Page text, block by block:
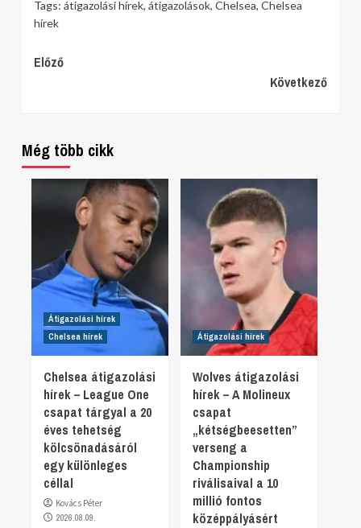
Tags: átigazolási hírek, átigazolások, Chelsea, Chelsea
hírek
Continue
Előző
Következő
Még több cikk
Átigazolási hírek
Chelsea hírek
Chelsea átigazolási
hírek – League One
csapat tárgyal a 20
éves tehetség
kölcsönadásáról
egy különleges
céllal
Kovács Péter
2026.08.09.
Átigazolási hírek
Wolves átigazolási
hírek – A Molineux
csapat
„kétségbeesetten”
verseng a
Championship
riválisaival a 10
millió fontos
középpályásért